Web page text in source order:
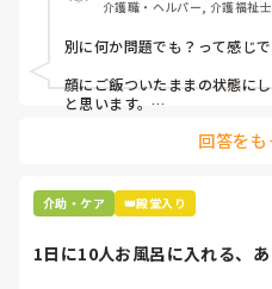
介護職・ヘルパー, 介護福祉
別に何か問題でも？って感じで
顔にご飯ついたままの状態に
と思います。
私お風呂専属でバイトしてる
あーやってくれなかったんだ
んなことすら、やらないのか
回答をも
介助・ケア 👑殿堂入り
1日に10人お風呂に入れる、